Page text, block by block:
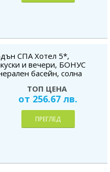
СПА Хотел 5*,
и вечери, БОНУС
басейн, солна
за дете до 5.99
ТОП ЦЕНА
от 256.67 лв.
ПРЕГЛЕД